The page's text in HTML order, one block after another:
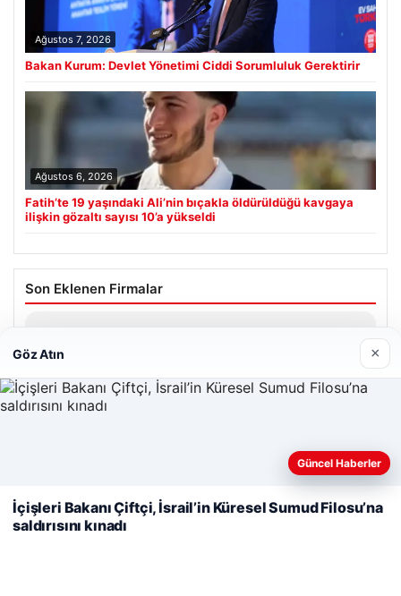
Ağustos 7, 2026
Bakan Kurum: Devlet Yönetimi Ciddi Sorumluluk Gerektirir
Ağustos 6, 2026
Fatih’te 19 yaşındaki Ali’nin bıçakla öldürüldüğü kavgaya
ilişkin gözaltı sayısı 10’a yükseldi
Son Eklenen Firmalar
Nisan 29, 2026
Web sitemizi nasıl kullandığınızı daha iyi anlayabilmek,
kullanıyoruz.
Çerez Politikamız
Reddet Kabul Et
Göz Atın ×
Güncel Haberler
İçişleri Bakanı Çiftçi, İsrail’in Küresel Sumud Filosu’na
saldırısını kınadı